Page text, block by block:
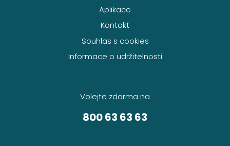
Aplikace
Kontakt
Souhlas s cookies
Informace o udržitelnosti
Volejte zdarma na
800 63 63 63